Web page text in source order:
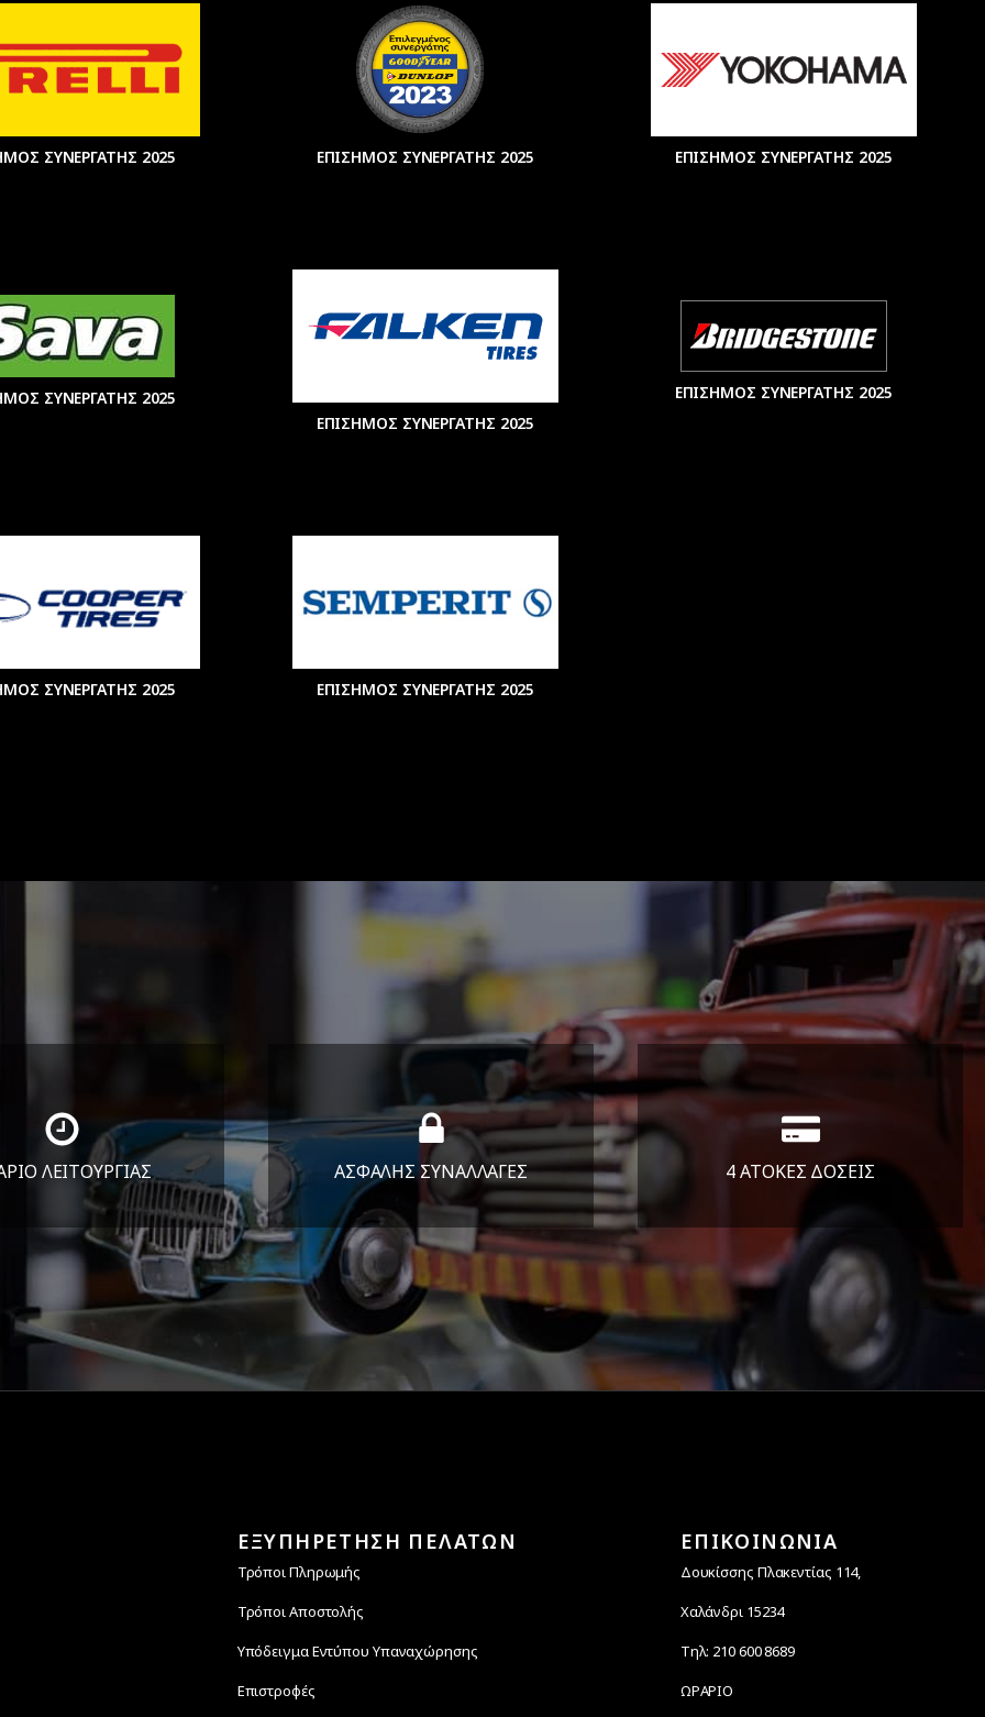
ΣΥΝΕΡΓΑΤΗΣ 2025
ΕΠΙΣΗΜΟΣ ΣΥΝΕΡΓΑΤΗΣ 2025 ΕΠΙΣΗΜΟΣ ΣΥΝΕΡΓΑΤΗΣ 2025
ΣΥΝΕΡΓΑΤΗΣ 2025
ΕΠΙΣΗΜΟΣ ΣΥΝΕΡΓΑΤΗΣ 2025
ΕΠΙΣΗΜΟΣ ΣΥΝΕΡΓΑΤΗΣ 2025
ΣΥΝΕΡΓΑΤΗΣ 2025 ΕΠΙΣΗΜΟΣ ΣΥΝΕΡΓΑΤΗΣ 2025
ΛΕΙΤΟΥΡΓΙΑΣ
ΠΑΡ 8:30-17:30
ΑΣΦΑΛΗΣ ΣΥΝΑΛΛΑΓΕΣ
Εγγυόμαστε την ασφάλεια
των συναλλαγών σας.
4 ΑΤΟΚΕΣ ΔΟΣΕΙΣ
Υποστηρίζουμε μέχρι και 4
άτοκες δόσεις
ΕΞΥΠΗΡΕΤΗΣΗ ΠΕΛΑΤΩΝ
Τρόποι Πληρωμής
Τρόποι Αποστολής
Υπόδειγμα Εντύπου Υπαναχώρησης
Επιστροφές
ΕΠΙΚΟΙΝΩΝΙΑ
Δουκίσσης Πλακεντίας 114,
Χαλάνδρι 15234
Τηλ: 210 600 8689
ΩΡΑΡΙΟ